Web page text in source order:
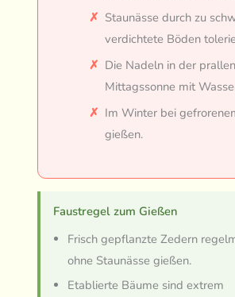
Staunässe durch zu
verdichtete Böden
Die Nadeln in der prallen
Mittagssonne mit
Im Winter bei
gießen.
Faustregel zum Gießen
Frisch gepflanzte Zedern
ohne Staunässe gießen.
Etablierte Bäume sind extrem